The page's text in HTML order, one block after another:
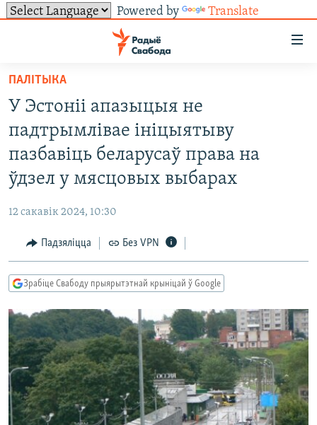
Powered by Translate
ўнівэрсальнага
доступу
Перайсьці
да
галоўнага
зьместу
Перайсьці
да
галоўнай
Перайсьці
да
пошуку
ВІДЭА І ФОТА
ВАЙНА
БЕЛАРУСЫ НА ВАЙНЕ
КУЛЬТУРА
КАЛЯНДАР
ТЭСТЫ
КНІГІ
АЎДЫЁКНІГІ
МОВА
НА ХВАЛЯХ СВАБОДЫ
СУВЯЗЬ
ПАДПІСАЦЦА
FACEBOOK
TWITTER
САЧЫЦЕ ЗА АБНАЎЛЕНЬНЯМІ
ПАЛІТЫКА
У Эстоніі апазыцыя не
падтрымлівае ініцыятыву
пазбавіць беларусаў права на
ўдзел у мясцовых выбарах
12 сакавік 2024, 10:30
Падзяліцца Без VPN
Зрабіце Свабоду прыярытэтнай крыніцай ў Google